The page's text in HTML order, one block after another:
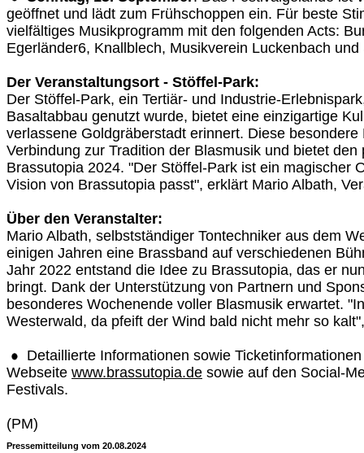
geöffnet und lädt zum Frühschoppen ein. Für beste
vielfältiges Musikprogramm mit den folgenden Acts:
Egerländer6, Knallblech, Musikverein Luckenbach und
Der Veranstaltungsort - Stöffel-Park:
Der Stöffel-Park, ein Tertiär- und Industrie-
Basaltabbau genutzt wurde, bietet eine einzigartige
verlassene Goldgräberstadt erinnert. Diese
Verbindung zur Tradition der Blasmusik und bietet
Brassutopia 2024. "Der Stöffel-Park ist ein magischer
Vision von Brassutopia passt", erklärt Mario Albath,
Über den Veranstalter:
Mario Albath, selbstständiger Tontechniker aus dem
einigen Jahren eine Brassband auf verschiedenen
Jahr 2022 entstand die Idee zu Brassutopia, das er
bringt. Dank der Unterstützung von Partnern und
besonderes Wochenende voller Blasmusik erwartet.
Westerwald, da pfeift der Wind bald nicht mehr so
Detaillierte Informationen sowie
Webseite www.brassutopia.de sowie auf den Social-
Festivals.
(PM)
Pressemitteilung vom 20.08.2024